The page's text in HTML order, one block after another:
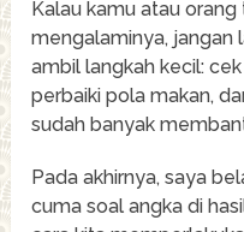
Kalau kamu atau
mengalaminya, jangan
ambil langkah kecil:
perbaiki pola makan,
sudah banyak
Pada akhirnya, saya
cuma soal angka di